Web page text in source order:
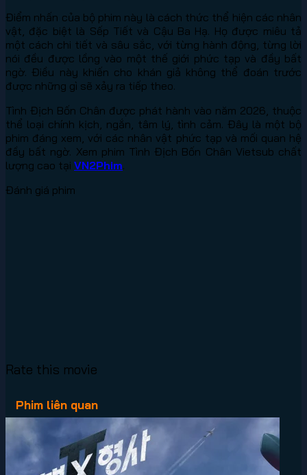
Điểm nhấn của bộ phim này là cách thức thể hiện các nhân
vật, đặc biệt là Sếp Tiết và Cậu Ba Hạ. Họ được miêu tả
một cách chi tiết và sâu sắc, với từng hành động, từng lời
nói đều được lồng vào một thế giới phức tạp và đầy bất
ngờ. Điều này khiến cho khán giả không thể đoán trước
được những gì sẽ xảy ra tiếp theo.
Tình Địch Bốn Chân được phát hành vào năm 2026, thuộc
thể loại chính kịch, ngắn, tâm lý, tình cảm. Đây là một bộ
phim đáng xem, với các nhân vật phức tạp và mối quan hệ
đầy bất ngờ. Xem phim Tình Địch Bốn Chân Vietsub chất
lượng cao tại VN2Phim.
Đánh giá phim
Rate this movie
Phim liên quan